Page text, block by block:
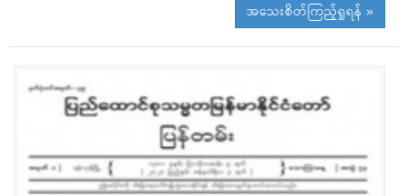
အသေးစိတ်ကြည့်ရှုရန် »